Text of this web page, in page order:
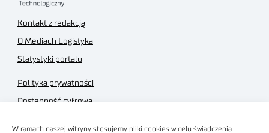
W ramach naszej witryny stosujemy pliki cookies w celu świadczenia
Kontakt z redakcją
O Mediach Logistyka
Statystyki portalu
Polityka prywatności
Dostępność cyfrowa